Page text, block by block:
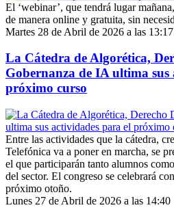
El ‘webinar’, que tendrá lugar
de manera online y gratuita, sin
Martes 28 de Abril de 2026 a las 13:17
La Cátedra de Algorética,
Gobernanza de IA ultima sus
próximo curso
Entre las actividades que la cátedra,
Telefónica va a poner en marcha, se
el que participarán tanto alumnos
del sector. El congreso se celebrará
próximo otoño.
Lunes 27 de Abril de 2026 a las 14:40